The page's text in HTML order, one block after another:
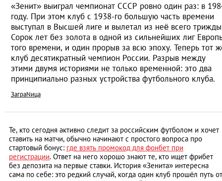
«Зенит» выиграл чемпионат СССР ровно один раз: в
году. При этом клуб с 1938-го большую часть времени
выступал в Высшей лиге и вылетал из неё всего
Сорок лет без золота в одной из сильнейших лиг
того времени, и один прорыв за всю эпоху. Теперь тот
клуб десятикратный чемпион России. Разрыв между
этими двумя историями не только временной: это два
принципиально разных устройства футбольного клуба.
ЗаграNица
Те, кто сегодня активно следит за российским футболом и хочет
ставить на матчи, обычно начинают с простого вопроса про
стартовый бонус: где взять промокод для фонбет при
регистрации. Ответ на него хорошо знают те, кто ищет фрибет
без депозита на первые ставки. История «Зенита» интересна
сама по себе: это редкий случай, когда один клуб прошёл путь от